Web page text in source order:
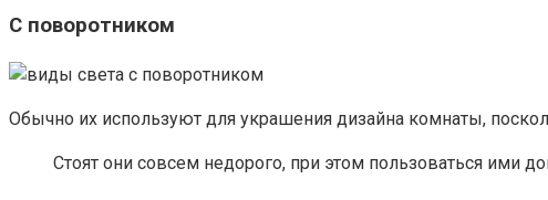
С поворотником
Обычно их используют для украшения дизайна комнаты,
Стоят они совсем недорого, при этом пользоваться ими